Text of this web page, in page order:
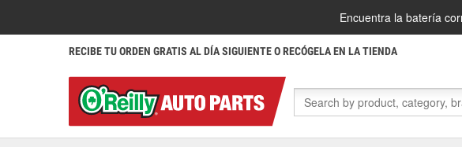
Encuentra la batería
RECIBE TU ORDEN GRATIS AL DÍA SIGUIENTE O RECÓGELA EN LA TIENDA